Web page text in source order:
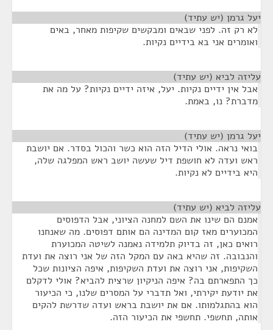
יעל גרמן (יש עתיד)
לא רק זה. לפני שבאים ומבקשים שקיפות מאחר, באים
ואומרים אני בא בידיים נקיות.
עליזה לביא (יש עתיד)
אבל אין ידיים נקיות. יעל, איזה ידיים נקיות? על מה את
מדברת? נו, באמת.
יעל גרמן (יש עתיד)
בואי נראה. אולי הדיל הזה הוא כשר והכול בסדר. אם יושבת
ראש ועדה לא חושפת דיל שעשה יושב ראש המפלגה שלה,
היא בידיים לא נקיות.
עליזה לביא (יש עתיד)
אמנם הם שינו את השם למחנה הציוני, אבל הדפוסים
המכוערים מאז קום המדינה הם אותם דפוסים. מה שאנחנו
רואים כאן, זה בדיוק תלמידה נאמנה לשיטה המכוערת
והנבובה. זה שהיא באה עם המקל הזה של אני רוצה את ועדת
השקיפות, אני רוצה את ועדת השקיפות, איפה הציונות שכל
כך התפארתם בה? איפה הניקיון שרצית להביא? אולי לדקלם
את יודעת יקירתי, ואל תדברי על המסרים שלנו, כי הכיעור
הוא בהתגלמותו. אם את יושבת בראש ועדה שדרשת להקים
אותה, תחשפי. תחשפי את הכיעור הזה.